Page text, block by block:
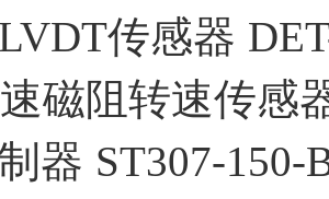
传感器
磁阻转速传感
器 ST307-150-